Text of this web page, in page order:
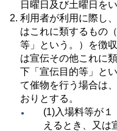
日曜日及び土曜日をい
利用者が利用に際し
はこれに類するもの
等」という。）を徴
は宣伝その他これに
下「宣伝目的等」と
て催物を行う場合は
おりとする。
(1)入場料等が１
えるとき、又は